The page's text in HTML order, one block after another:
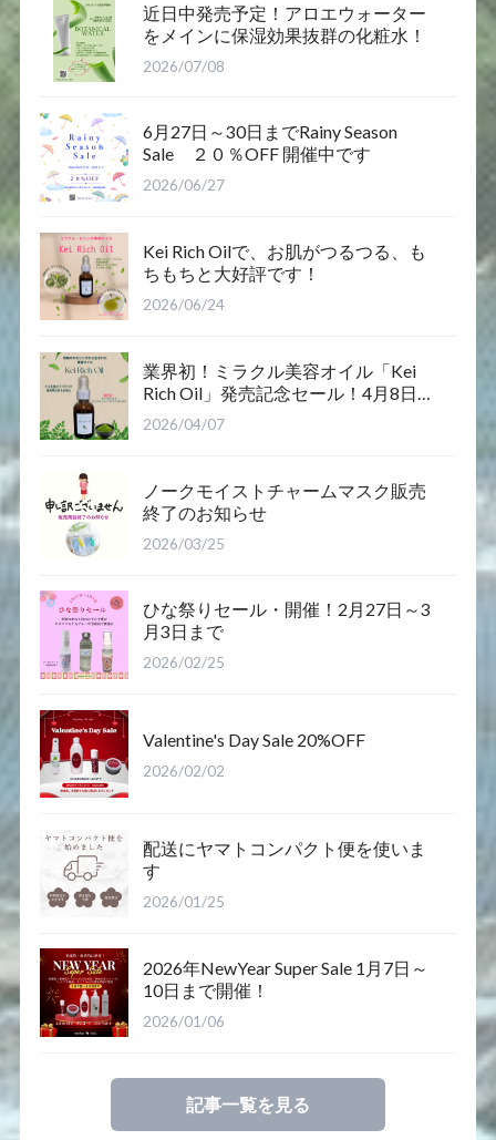
近日中発売予定！アロエウォーター
をメインに保湿効果抜群の化粧水！
2026/07/08
6月27日～30日までRainy Season
Sale ２０％OFF 開催中です
2026/06/27
Kei Rich Oilで、お肌がつるつる、も
ちもちと大好評です！
2026/06/24
業界初！ミラクル美容オイル「Kei
Rich Oil」発売記念セール！4月8日12
時～12日まで
2026/04/07
ノークモイストチャームマスク販売
終了のお知らせ
2026/03/25
ひな祭りセール・開催！2月27日～3
月3日まで
2026/02/25
Valentine's Day Sale 20%OFF
2026/02/02
配送にヤマトコンパクト便を使いま
す
2026/01/25
2026年NewYear Super Sale 1月7日～
10日まで開催！
2026/01/06
記事一覧を見る